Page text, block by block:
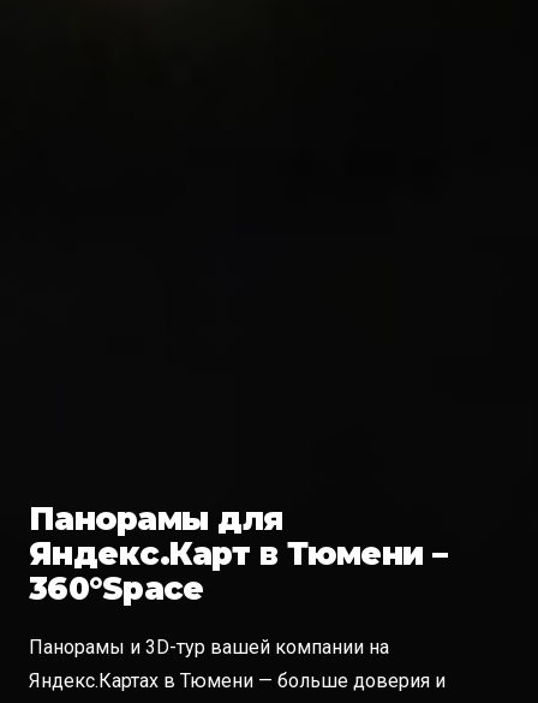
Панорамы для
Яндекс.Карт в Тюмени –
360°Space
Панорамы и 3D-тур вашей компании на
Яндекс.Картах в Тюмени — больше доверия и